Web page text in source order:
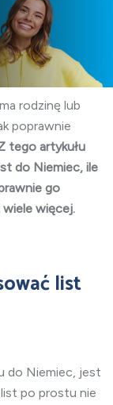
rodzinę lub
poprawnie
tego artykułu
do Niemiec, ile
go
wiele więcej.
list
do Niemiec, jest
po prostu nie